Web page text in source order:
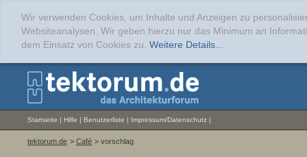
Wir verwenden Cookies, um Inhalte und Anzeigen zu
Websiteanalysen. Wir geben hierzu nur das Minimum an
dem Einsatz von Cookies zu. Weitere Details...
Startseite | Hilfe | Benutzerliste | Impressum/Datenschutz |
tektorum.de > Café > vorschlag